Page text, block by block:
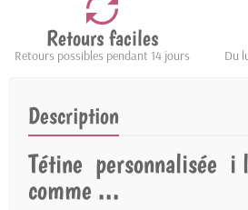
Retours faciles
Retours possibles pendant 14 jours Du
Description
Tétine personnalisée i
comme ...